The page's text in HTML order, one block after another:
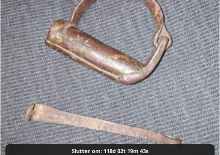
Slutter om: 118d 02t 19m 42s